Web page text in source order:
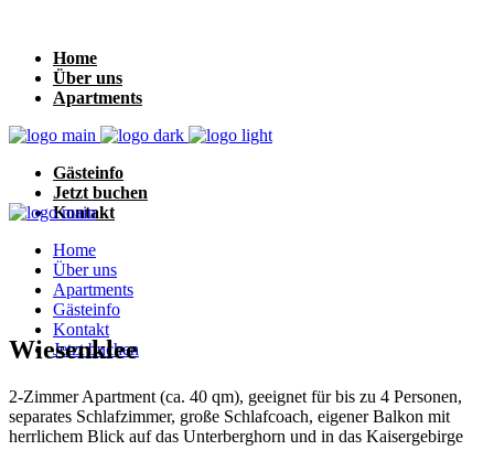
Home
Über uns
Apartments
Gästeinfo
Jetzt buchen
Kontakt
Home
Über uns
Apartments
Gästeinfo
Kontakt
Jetzt buchen
Wiesenklee
2-Zimmer Apartment (ca. 40 qm), geeignet für bis zu 4 Personen,
separates Schlafzimmer, große Schlafcoach, eigener Balkon mit
herrlichem Blick auf das Unterberghorn und in das Kaisergebirge